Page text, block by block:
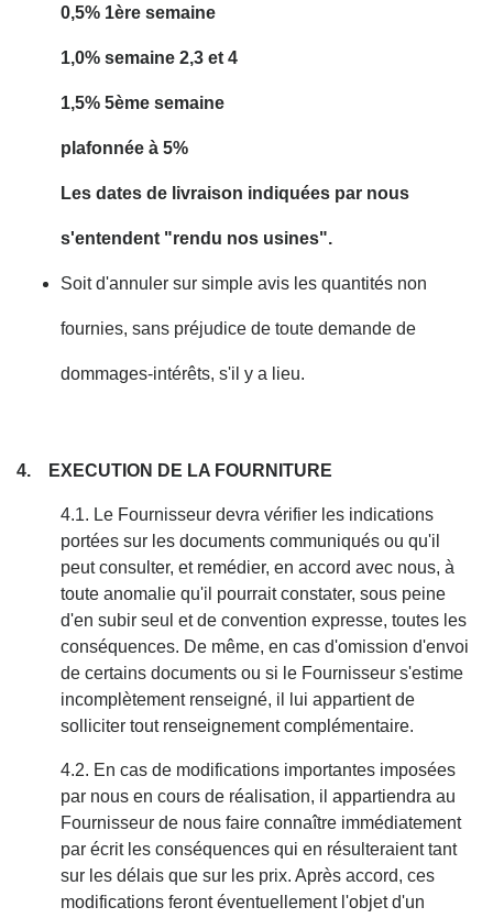
0,5% 1ère semaine
1,0% semaine 2,3 et 4
1,5% 5ème semaine
plafonnée à 5%
Les dates de livraison indiquées par nous
s'entendent "rendu nos usines".
Soit d'annuler sur simple avis les quantités non
fournies, sans préjudice de toute demande de
dommages-intérêts, s'il y a lieu.
4. EXECUTION DE LA FOURNITURE
4.1. Le Fournisseur devra vérifier les indications
portées sur les documents communiqués ou qu'il
peut consulter, et remédier, en accord avec nous, à
toute anomalie qu'il pourrait constater, sous peine
d'en subir seul et de convention expresse, toutes les
conséquences. De même, en cas d'omission d'envoi
de certains documents ou si le Fournisseur s'estime
incomplètement renseigné, il lui appartient de
solliciter tout renseignement complémentaire.
4.2. En cas de modifications importantes imposées
par nous en cours de réalisation, il appartiendra au
Fournisseur de nous faire connaître immédiatement
par écrit les conséquences qui en résulteraient tant
sur les délais que sur les prix. Après accord, ces
modifications feront éventuellement l'objet d'un